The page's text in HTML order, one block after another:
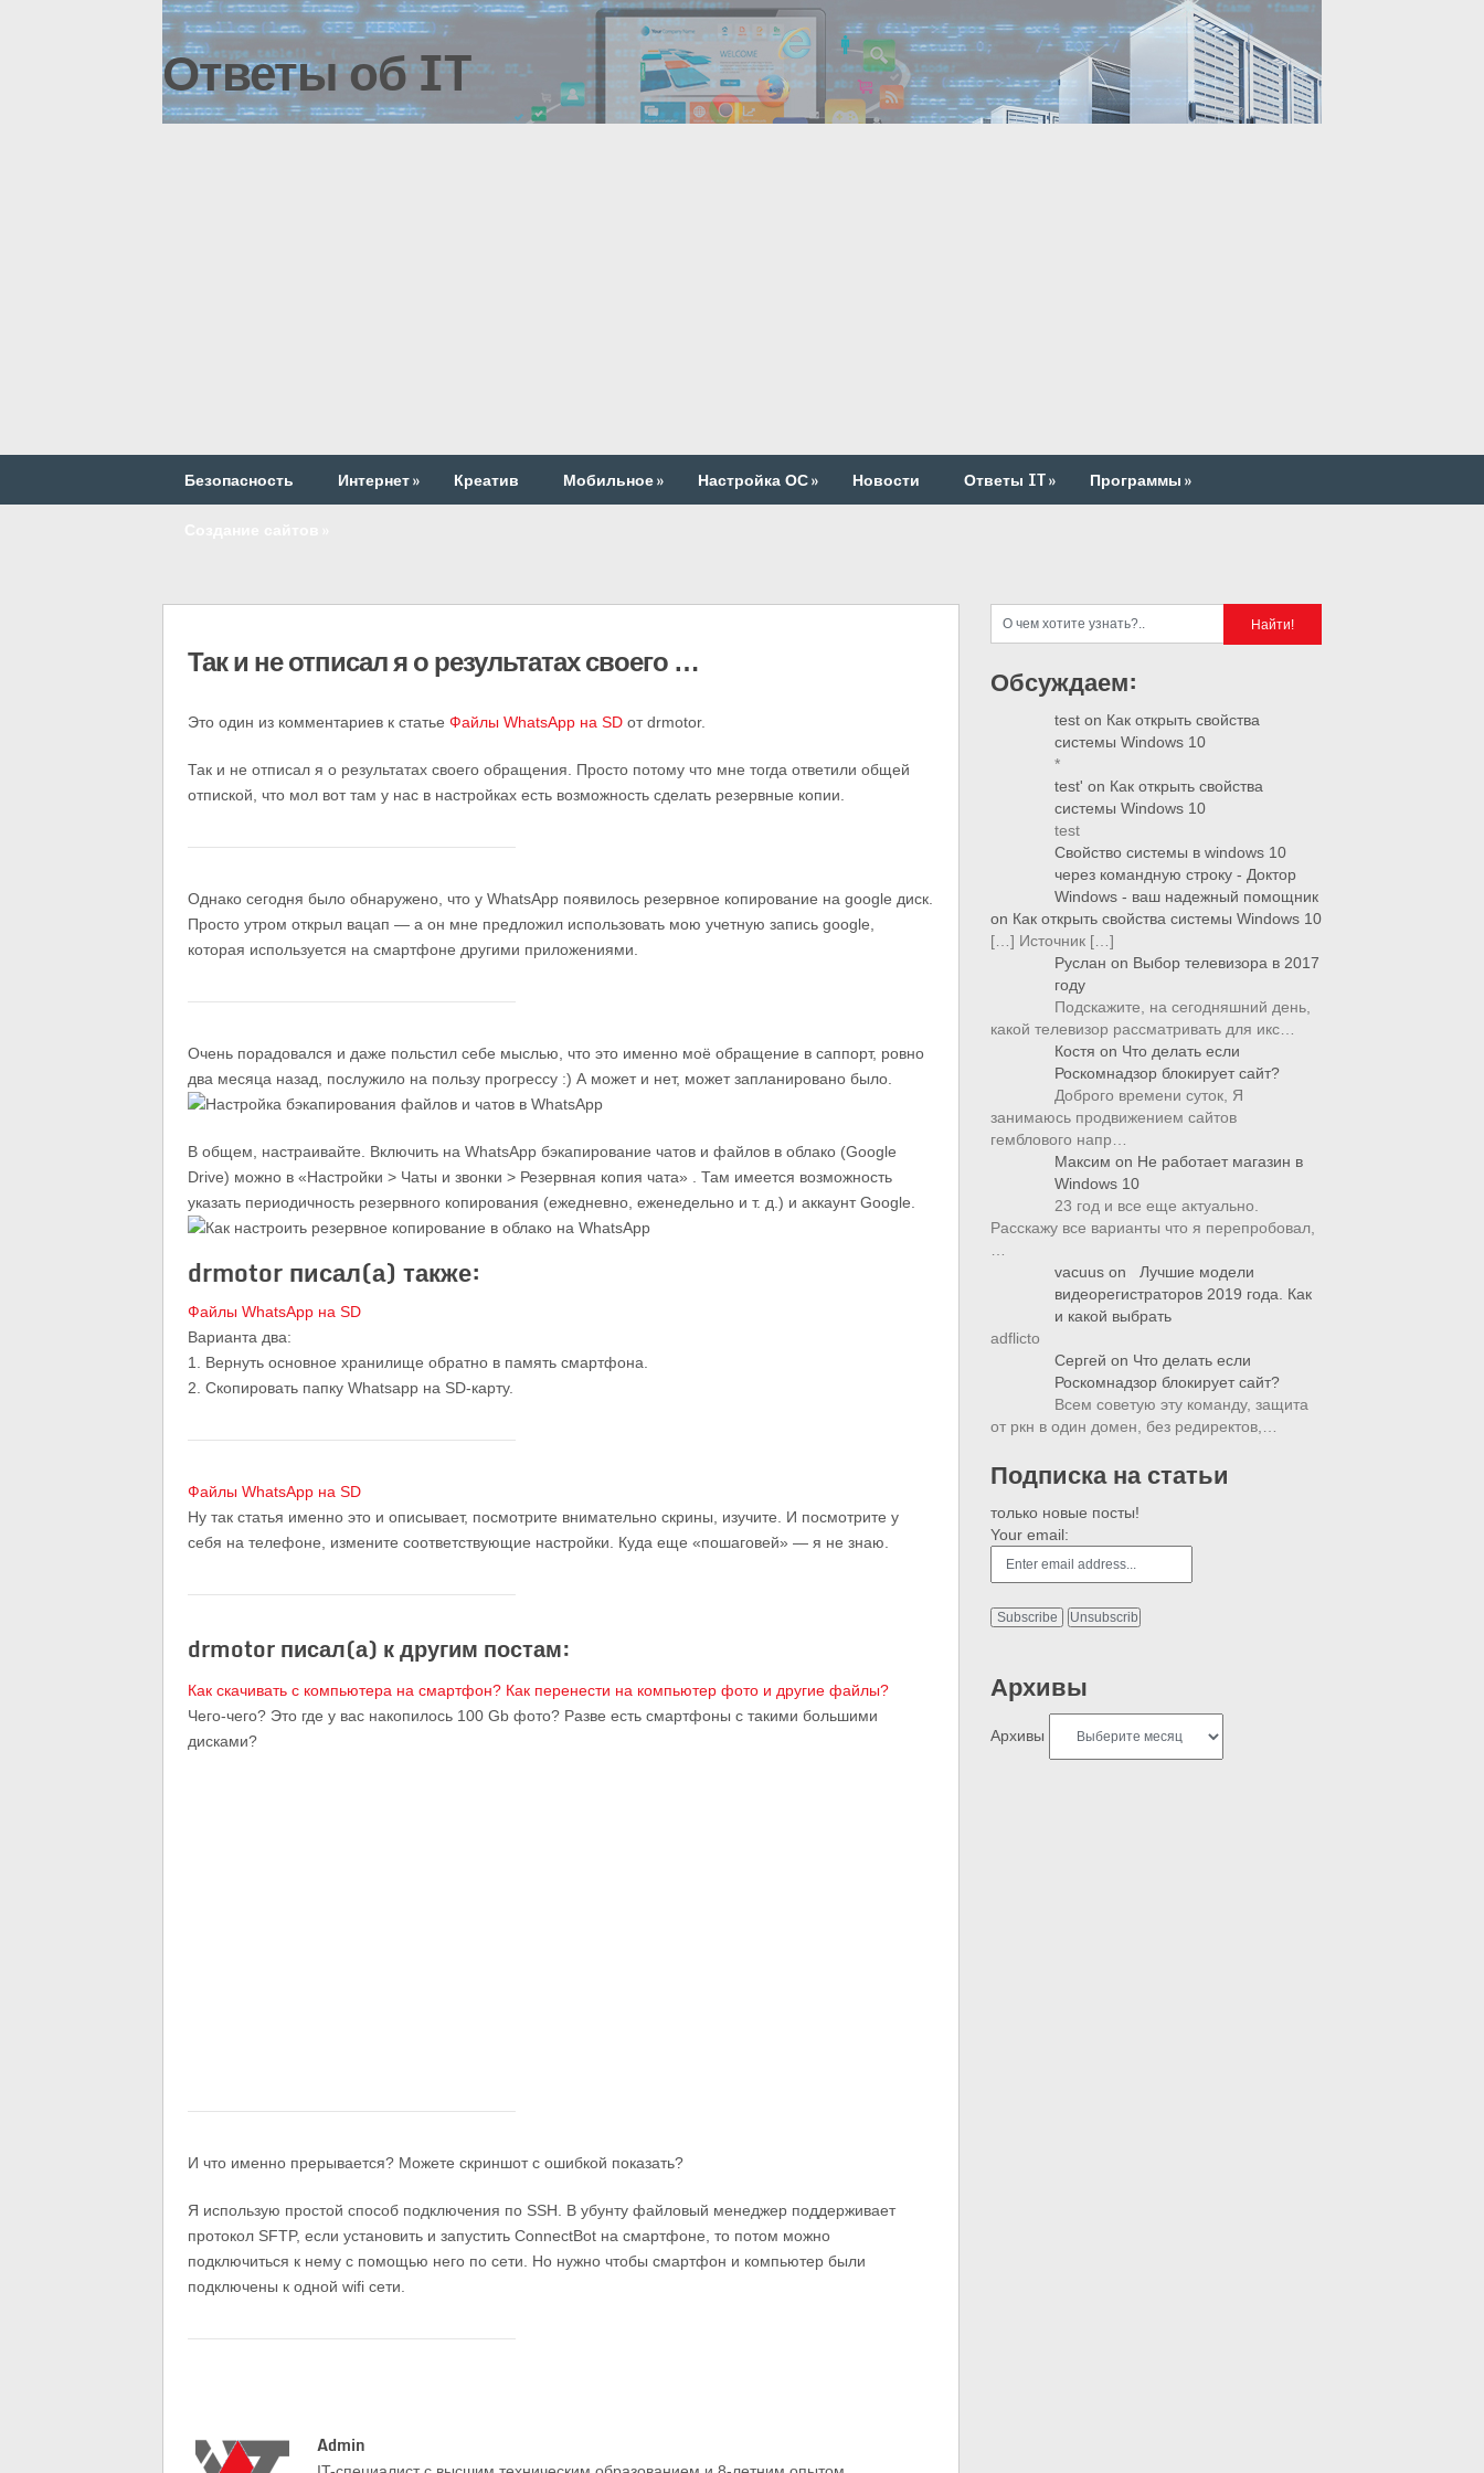
Ответы об IT
Безопасность Интернет» Креатив Мобильное» Настройка ОС» Новости Ответы IT» Программы»
Так и не отписал я о результатах своего …
Это один из комментариев к статье Файлы WhatsApp на SD от drmotor.
Так и не отписал я о результатах своего обращения. Просто потому что мне тогда ответили общей
отпиской, что мол вот там у нас в настройках есть возможность сделать резервные копии.
Однако сегодня было обнаружено, что у WhatsApp появилось резервное копирование на google диск.
Просто утром открыл вацап — а он мне предложил использовать мою учетную запись google,
которая используется на смартфоне другими приложениями.
Очень порадовался и даже польстил себе мыслью, что это именно моё обращение в саппорт, ровно
два месяца назад, послужило на пользу прогрессу :) А может и нет, может запланировано было.
В общем, настраивайте. Включить на WhatsApp бэкапирование чатов и файлов в облако (Google
Drive) можно в «Настройки > Чаты и звонки > Резервная копия чата» . Там имеется возможность
указать периодичность резервного копирования (ежедневно, еженедельно и т. д.) и аккаунт Google.
drmotor писал(а) также:
Файлы WhatsApp на SD
Варианта два:
1. Вернуть основное хранилище обратно в память смартфона.
2. Скопировать папку Whatsapp на SD-карту.
Файлы WhatsApp на SD
Ну так статья именно это и описывает, посмотрите внимательно скрины, изучите. И посмотрите у
себя на телефоне, измените соответствующие настройки. Куда еще «пошаговей» — я не знаю.
drmotor писал(а) к другим постам:
Как скачивать с компьютера на смартфон? Как перенести на компьютер фото и другие файлы?
Чего-чего? Это где у вас накопилось 100 Gb фото? Разве есть смартфоны с такими большими
дисками?
И что именно прерывается? Можете скриншот с ошибкой показать?
Я использую простой способ подключения по SSH. В убунту файловый менеджер поддерживает
протокол SFTP, если установить и запустить ConnectBot на смартфоне, то потом можно
подключиться к нему с помощью него по сети. Но нужно чтобы смартфон и компьютер были
подключены к одной wifi сети.
Admin
Обсуждаем:
test on Как открыть свойства
системы Windows 10
*
test' on Как открыть свойства
системы Windows 10
test
Свойство системы в windows 10
через командную строку - Доктор
Windows - ваш надежный помощник
on Как открыть свойства системы Windows 10
[…] Источник […]
Руслан on Выбор телевизора в 2017
году
Подскажите, на сегодняшний день,
какой телевизор рассматривать для икс…
Костя on Что делать если
Роскомнадзор блокирует сайт?
Доброго времени суток, Я
занимаюсь продвижением сайтов
гемблового напр…
Максим on Не работает магазин в
Windows 10
23 год и все еще актуально.
Расскажу все варианты что я перепробовал,
vacuus on
Лучшие модели
видеорегистраторов 2019 года. Как
и какой выбрать
adflicto
Сергей on Что делать если
Роскомнадзор блокирует сайт?
Всем советую эту команду, защита
от ркн в один домен, без редиректов,…
Подписка на статьи
только новые посты!
Your email:
Архивы
Архивы